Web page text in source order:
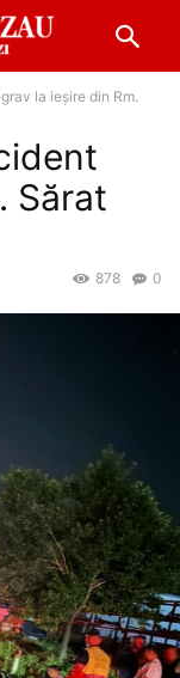
la ieșire din Rm.
Sărat
0
878